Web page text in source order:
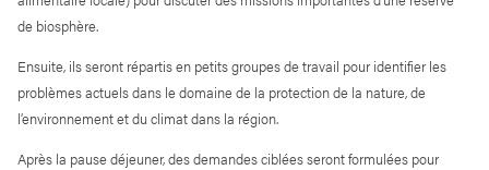
de biosphère.
Ensuite, ils seront répartis en petits groupes de travail pour identifier les
problèmes actuels dans le domaine de la protection de la nature, de
l’environnement et du climat dans la région.
Après la pause déjeuner, des demandes ciblées seront formulées pour